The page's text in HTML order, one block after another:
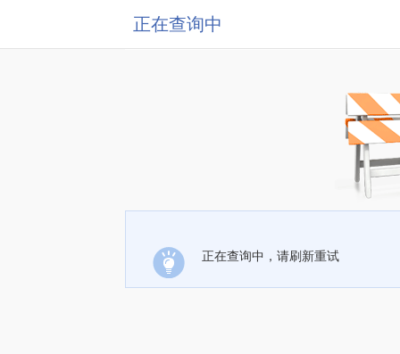
正在查询中
正在查询中，请刷新重试